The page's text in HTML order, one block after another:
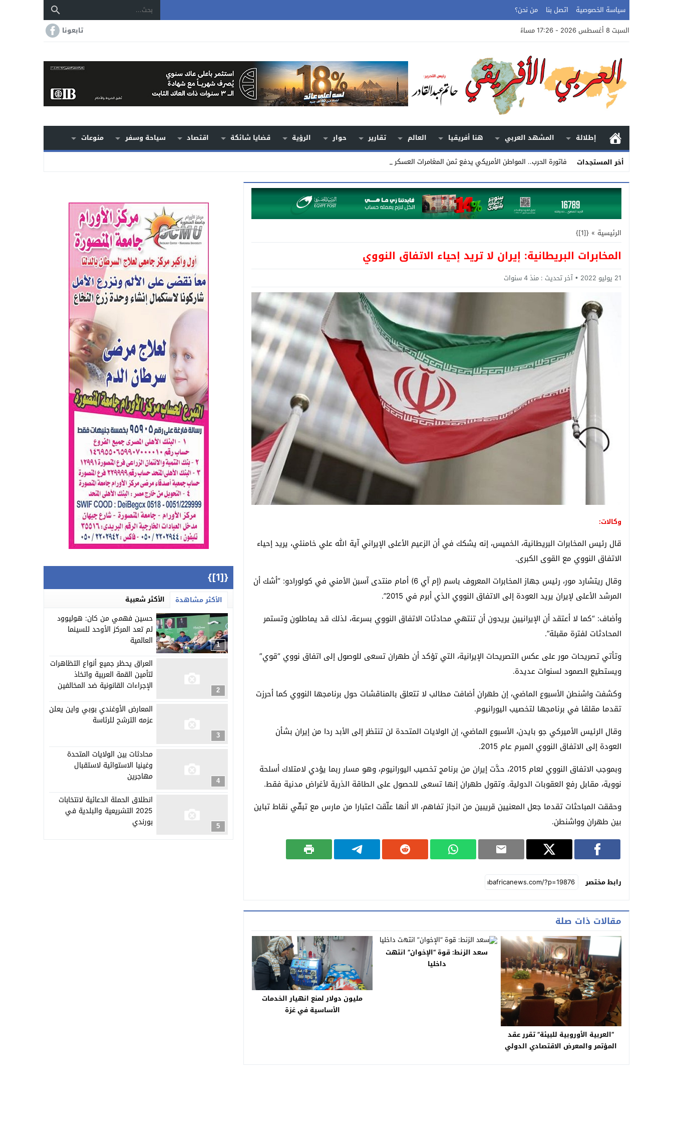
سياسة الخصوصية اتصل بنا
من نحن؟
السبت 8 أغسطس 2026 - 17:26 مساءً
تابعونا
إطلالة المشهد العربي هنا أفريقيا العالم تقارير حوار الرؤية قضايا شائكة اقتصاد سياحة وسفر
منوعات
أخر المستجدات
فاتورة الحرب.. المواطن الأمريكي يدفع ثمن المغامرات العسكرية من لقم_
Stop
Previous
Next
الرئيسية »
{[1]}
المخابرات البريطانية: إيران لا تريد إحياء الاتفاق النووي
21 يوليو 2022 آخر تحديث : منذ 4 سنوات
وكالات:
قال رئيس المخابرات البريطانية، الخميس، إنه يشكك في أن الزعيم الأعلى الإيراني آية الله علي خامنئي، يريد إحياء
الاتفاق النووي مع القوى الكبرى.
وقال ريتشارد مور، رئيس جهاز المخابرات المعروف باسم (إم آي 6) أمام منتدى آسبن الأمني ​​في كولورادو: “أشك أن
المرشد الأعلى لإيران يريد العودة إلى الاتفاق النووي الذي أبرم في 2015”.
وأضاف: “كما لا أعتقد أن الإيرانيين يريدون أن تنتهي محادثات الاتفاق النووي بسرعة، لذلك قد يماطلون وتستمر
المحادثات لفترة مقبلة”.
وتأتي تصريحات مور على عكس التصريحات الإيرانية، التي تؤكد أن طهران تسعى للوصول إلى اتفاق نووي “قوي”
ويستطيع الصمود لسنوات عديدة.
وكشفت واشنطن الأسبوع الماضي، إن طهران أضافت مطالب لا تتعلق بالمناقشات حول برنامجها النووي كما أحرزت
تقدما مقلقا في برنامجها لتخصيب اليورانيوم.
وقال الرئيس الأميركي جو بايدن، الأسبوع الماضي، إن الولايات المتحدة لن تنتظر إلى الأبد ردا من إيران بشأن
العودة إلى الاتفاق النووي المبرم عام 2015.
وبموجب الاتفاق النووي لعام 2015، حدَّت إيران من برنامج تخصيب اليورانيوم، وهو مسار ربما يؤدي لامتلاك أسلحة
نووية، مقابل رفع العقوبات الدولية. وتقول طهران إنها تسعى للحصول على الطاقة الذرية لأغراض مدنية فقط.
وحققت المباحثات تقدما جعل المعنيين قريبين من انجاز تفاهم، الا أنها علّقت اعتبارا من مارس مع تبقّي نقاط تباين
بين طهران وواشنطن.
رابط مختصر
مقالات ذات صلة
“العربية الأوروبية للبيئة” تقرر عقد
المؤتمر والمعرض الاقتصادي الدولي
سعد الزنط: قوة “الإخوان” انتهت
داخليا
مليون دولار لمنع انهيار الخدمات
الأساسية في غزة
{[1]}
الأكثر مشاهدة الأكثر شعبية
1
حسين فهمي من كان: هوليوود
لم تعد المركز الأوحد للسينما
العالمية
2
العراق يحظر جميع أنواع التظاهرات
لتأمين القمة العربية واتخاذ
الإجراءات القانونية ضد المخالفين
3
المعارض الأوغندي بوبي واين يعلن
عزمه الترشح للرئاسة
4
محادثات بين الولايات المتحدة
وغينيا الاستوائية لاستقبال
مهاجرين
5
انطلاق الحملة الدعائية لانتخابات
2025 التشريعية والبلدية في
بورندي